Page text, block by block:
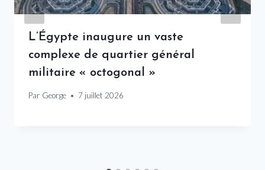
L’Égypte inaugure un vaste
complexe de quartier général
militaire « octogonal »
Par George 7 juillet 2026